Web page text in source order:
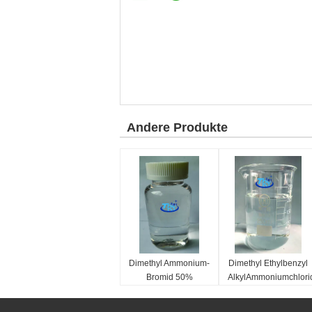
Andere Produkte
Dimethyl Ammonium-
Bromid 50%
Dimethyl Ethylbenzyl
AlkylAmmoniumchlorid